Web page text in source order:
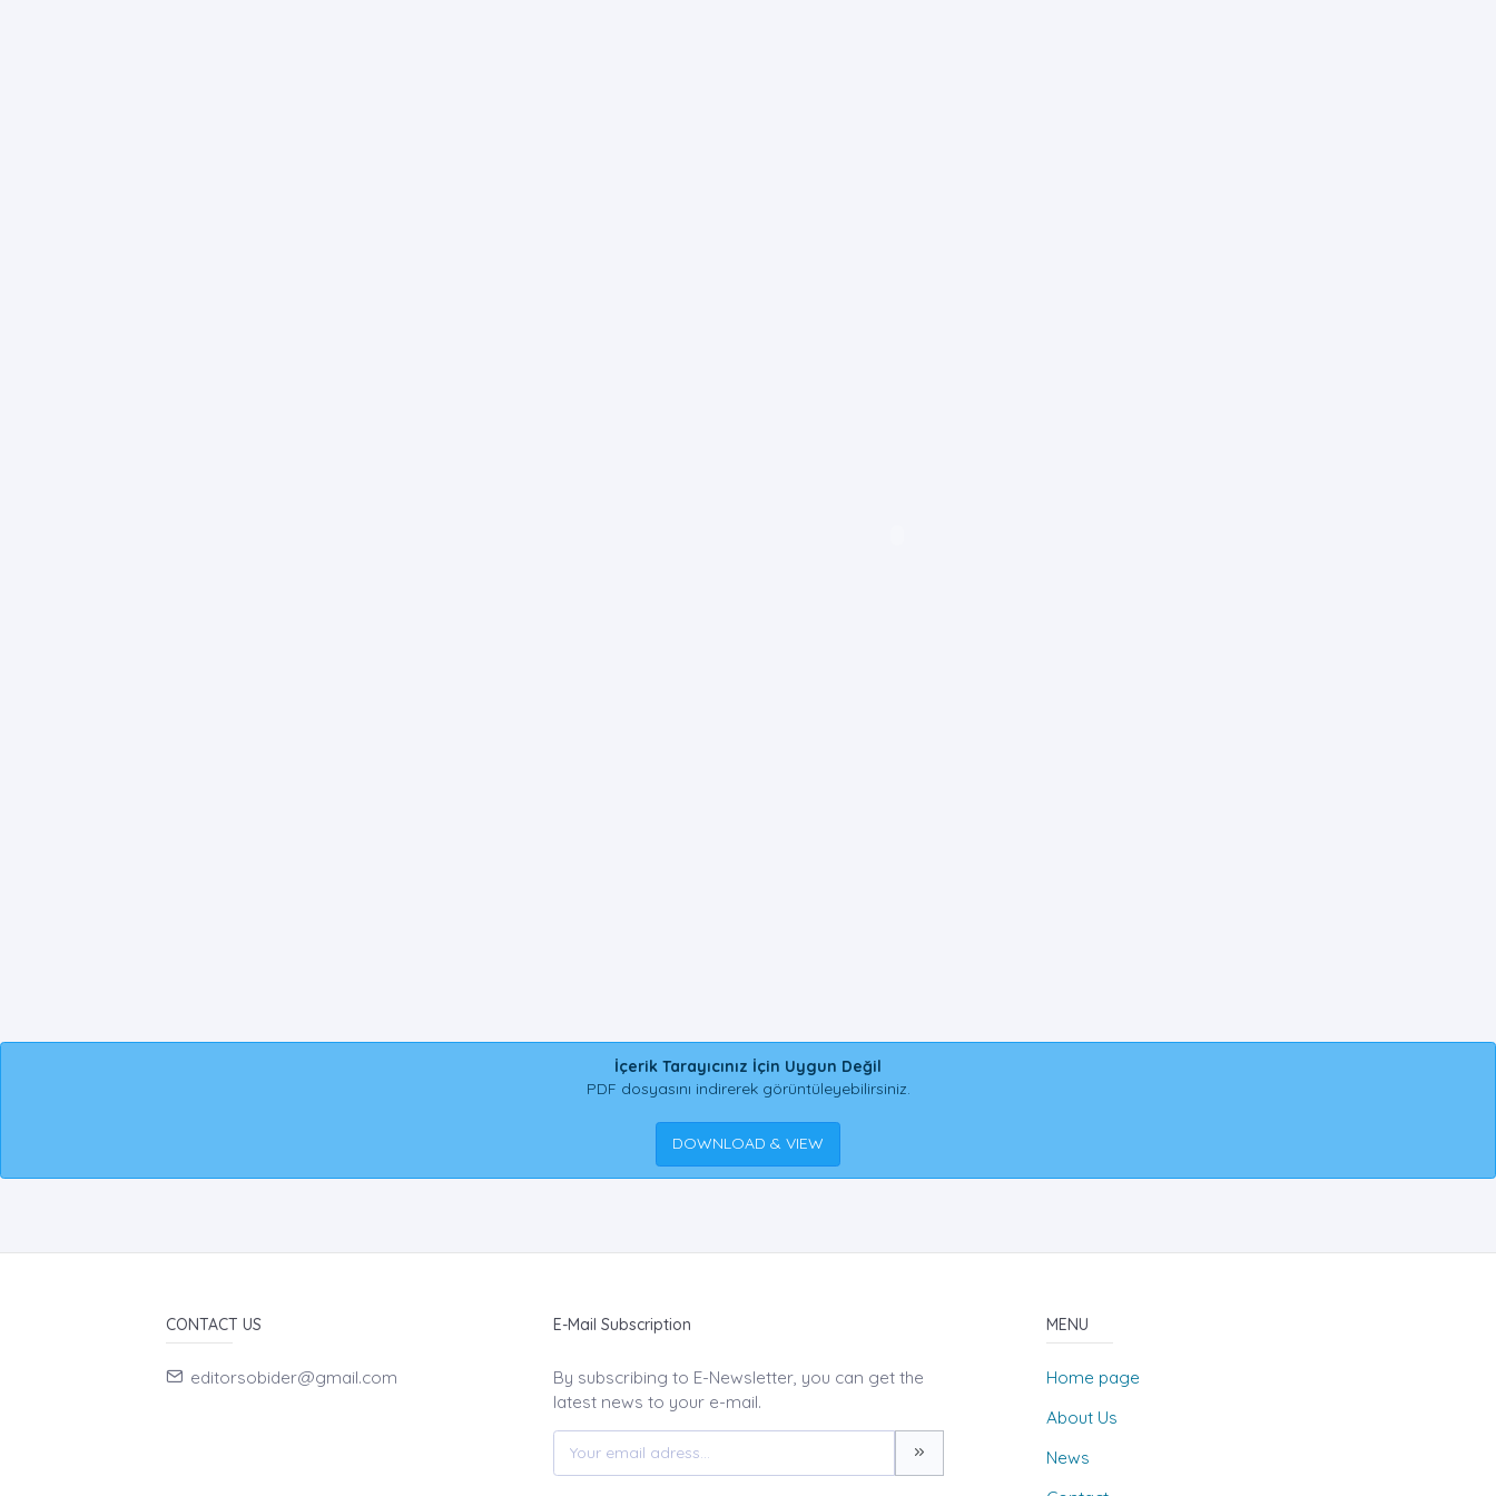
İçerik Tarayıcınız İçin Uygun Değil
PDF dosyasını indirerek görüntüleyebilirsiniz.
DOWNLOAD & VIEW
CONTACT US
editorsobider@gmail.com
E-Mail Subscription
By subscribing to E-Newsletter, you can get the
latest news to your e-mail.
MENU
Home page
About Us
News